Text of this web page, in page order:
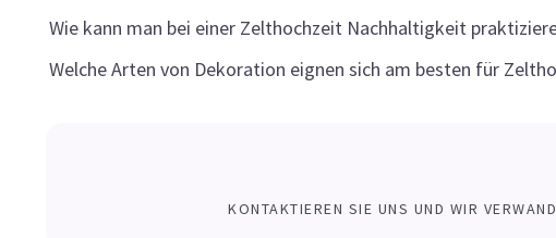
Wie kann man bei einer Zelthochzeit Nachhaltigkeit
Welche Arten von Dekoration eignen sich am besten für
KONTAKTIEREN SIE UNS UND WIR